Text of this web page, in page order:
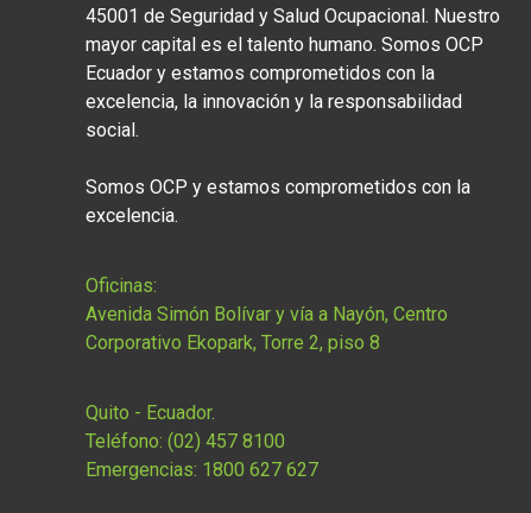
45001 de Seguridad y Salud Ocupacional. Nuestro
mayor capital es el talento humano. Somos OCP
Ecuador y estamos comprometidos con la
excelencia, la innovación y la responsabilidad
social.
Somos OCP y estamos comprometidos con la
excelencia.
Oficinas:
Avenida Simón Bolívar y vía a Nayón, Centro
Corporativo Ekopark, Torre 2, piso 8
Quito - Ecuador.
Teléfono: (02) 457 8100
Emergencias: 1800 627 627